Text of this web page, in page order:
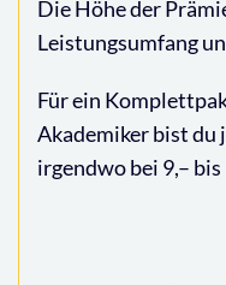
Die Höhe der
Leistungsumfang
Für ein
Akademiker bist du
irgendwo bei 9,–